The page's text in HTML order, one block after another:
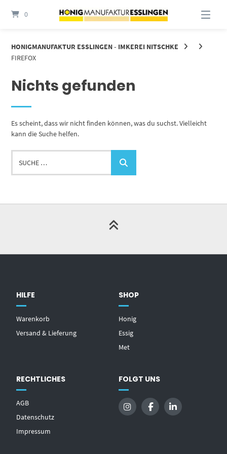
zum
0
HONIGMANUFAKTUR ESSLINGEN - IMKEREI NITSCHKE
FIREFOX
Nichts gefunden
Es scheint, dass wir nicht finden können, was du suchst. Vielleicht
kann die Suche helfen.
Suche
HILFE
Warenkorb
Versand & Lieferung
SHOP
Honig
Essig
Met
RECHTLICHES
AGB
Datenschutz
Impressum
FOLGT UNS